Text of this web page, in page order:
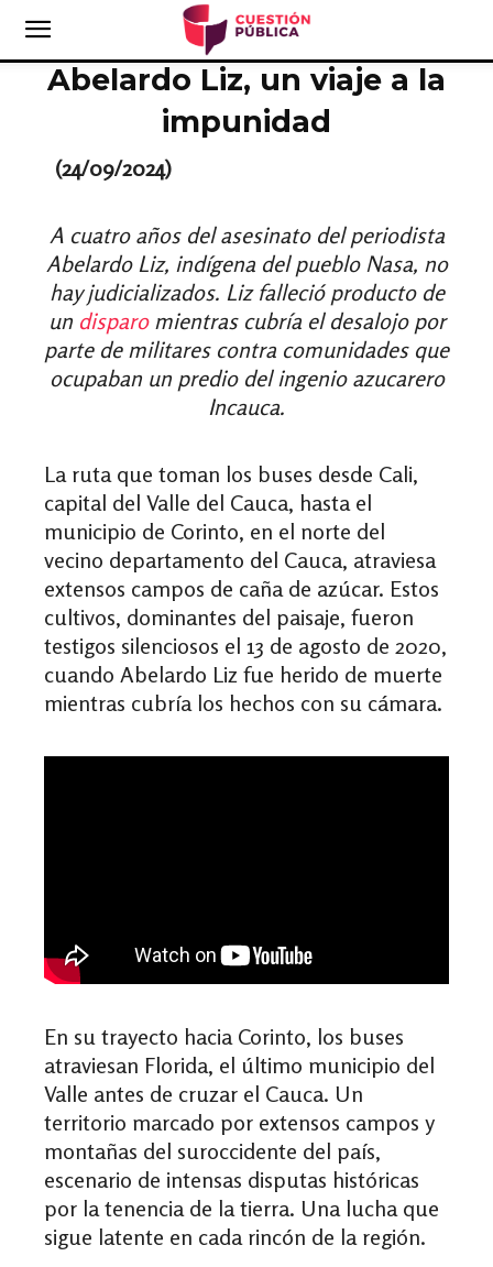
Abelardo Liz, un viaje a la
impunidad
(24/09/2024)
A cuatro años del asesinato del periodista
Abelardo Liz, indígena del pueblo Nasa, no
hay judicializados. Liz falleció producto de
un disparomientras cubría el desalojo por
parte de militares contra comunidades que
ocupaban un predio del ingenio azucarero
Incauca.
La ruta que toman los buses desde Cali,
capital del Valle del Cauca, hasta el
municipio de Corinto, en el norte del
vecino departamento del Cauca, atraviesa
extensos campos de caña de azúcar. Estos
cultivos, dominantes del paisaje, fueron
testigos silenciosos el 13 de agosto de 2020,
cuando Abelardo Liz fue herido de muerte
mientras cubría los hechos con su cámara.
En su trayecto hacia Corinto, los buses
atraviesan Florida, el último municipio del
Valle antes de cruzar el Cauca. Un
territorio marcado por extensos campos y
montañas del suroccidente del país,
escenario de intensas disputas históricas
por la tenencia de la tierra. Una lucha que
sigue latente en cada rincón de la región.